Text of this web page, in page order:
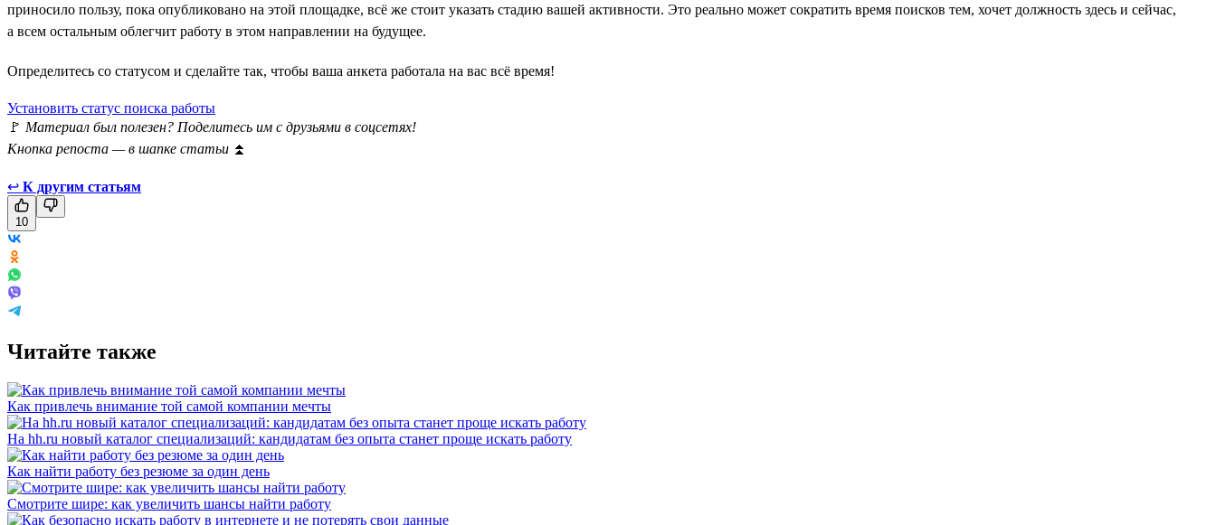
приносило пользу, пока опубликовано на этой площадке, всё же стоит указать стадию вашей активности. Это реально может сократить время поисков тем, хочет должность здесь и сейчас,
а всем остальным облегчит работу в этом направлении на будущее.
Определитесь со статусом и сделайте так, чтобы ваша анкета работала на вас всё время!
Установить статус поиска работы
🚩 Материал был полезен? Поделитесь им с друзьями в соцсетях!
Кнопка репоста — в шапке статьи ⏫
↩ К другим статьям
10
Читайте также
Как привлечь внимание той самой компании мечты
На hh.ru новый каталог специализаций: кандидатам без опыта станет проще искать работу
Как найти работу без резюме за один день
Смотрите шире: как увеличить шансы найти работу